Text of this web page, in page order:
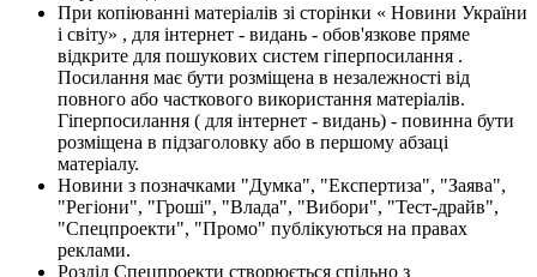
При копіюванні матеріалів зі сторінки « Новини України
і світу» , для інтернет - видань - обов'язкове пряме
відкрите для пошукових систем гіперпосилання .
Посилання має бути розміщена в незалежності від
повного або часткового використання матеріалів.
Гіперпосилання ( для інтернет - видань) - повинна бути
розміщена в підзаголовку або в першому абзаці
матеріалу.
Новини з позначками "Думка", "Експертиза", "Заява",
"Регіони", "Гроші", "Влада", "Вибори", "Тест-драйв",
"Спецпроекти", "Промо" публікуються на правах
реклами.
Розділ Спецпроекти створюється спільно з